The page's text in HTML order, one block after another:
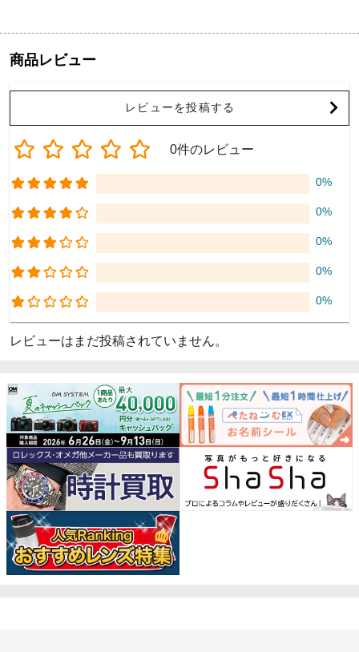
商品レビュー
レビューを投稿する
0件のレビュー
0%
0%
0%
0%
0%
レビューはまだ投稿されていません。